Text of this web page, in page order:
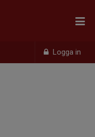
Logga in